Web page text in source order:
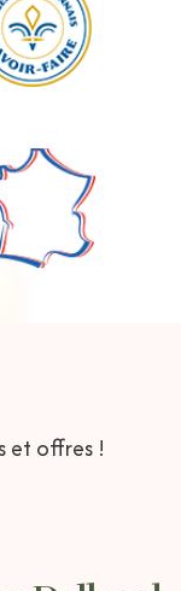
et offres !